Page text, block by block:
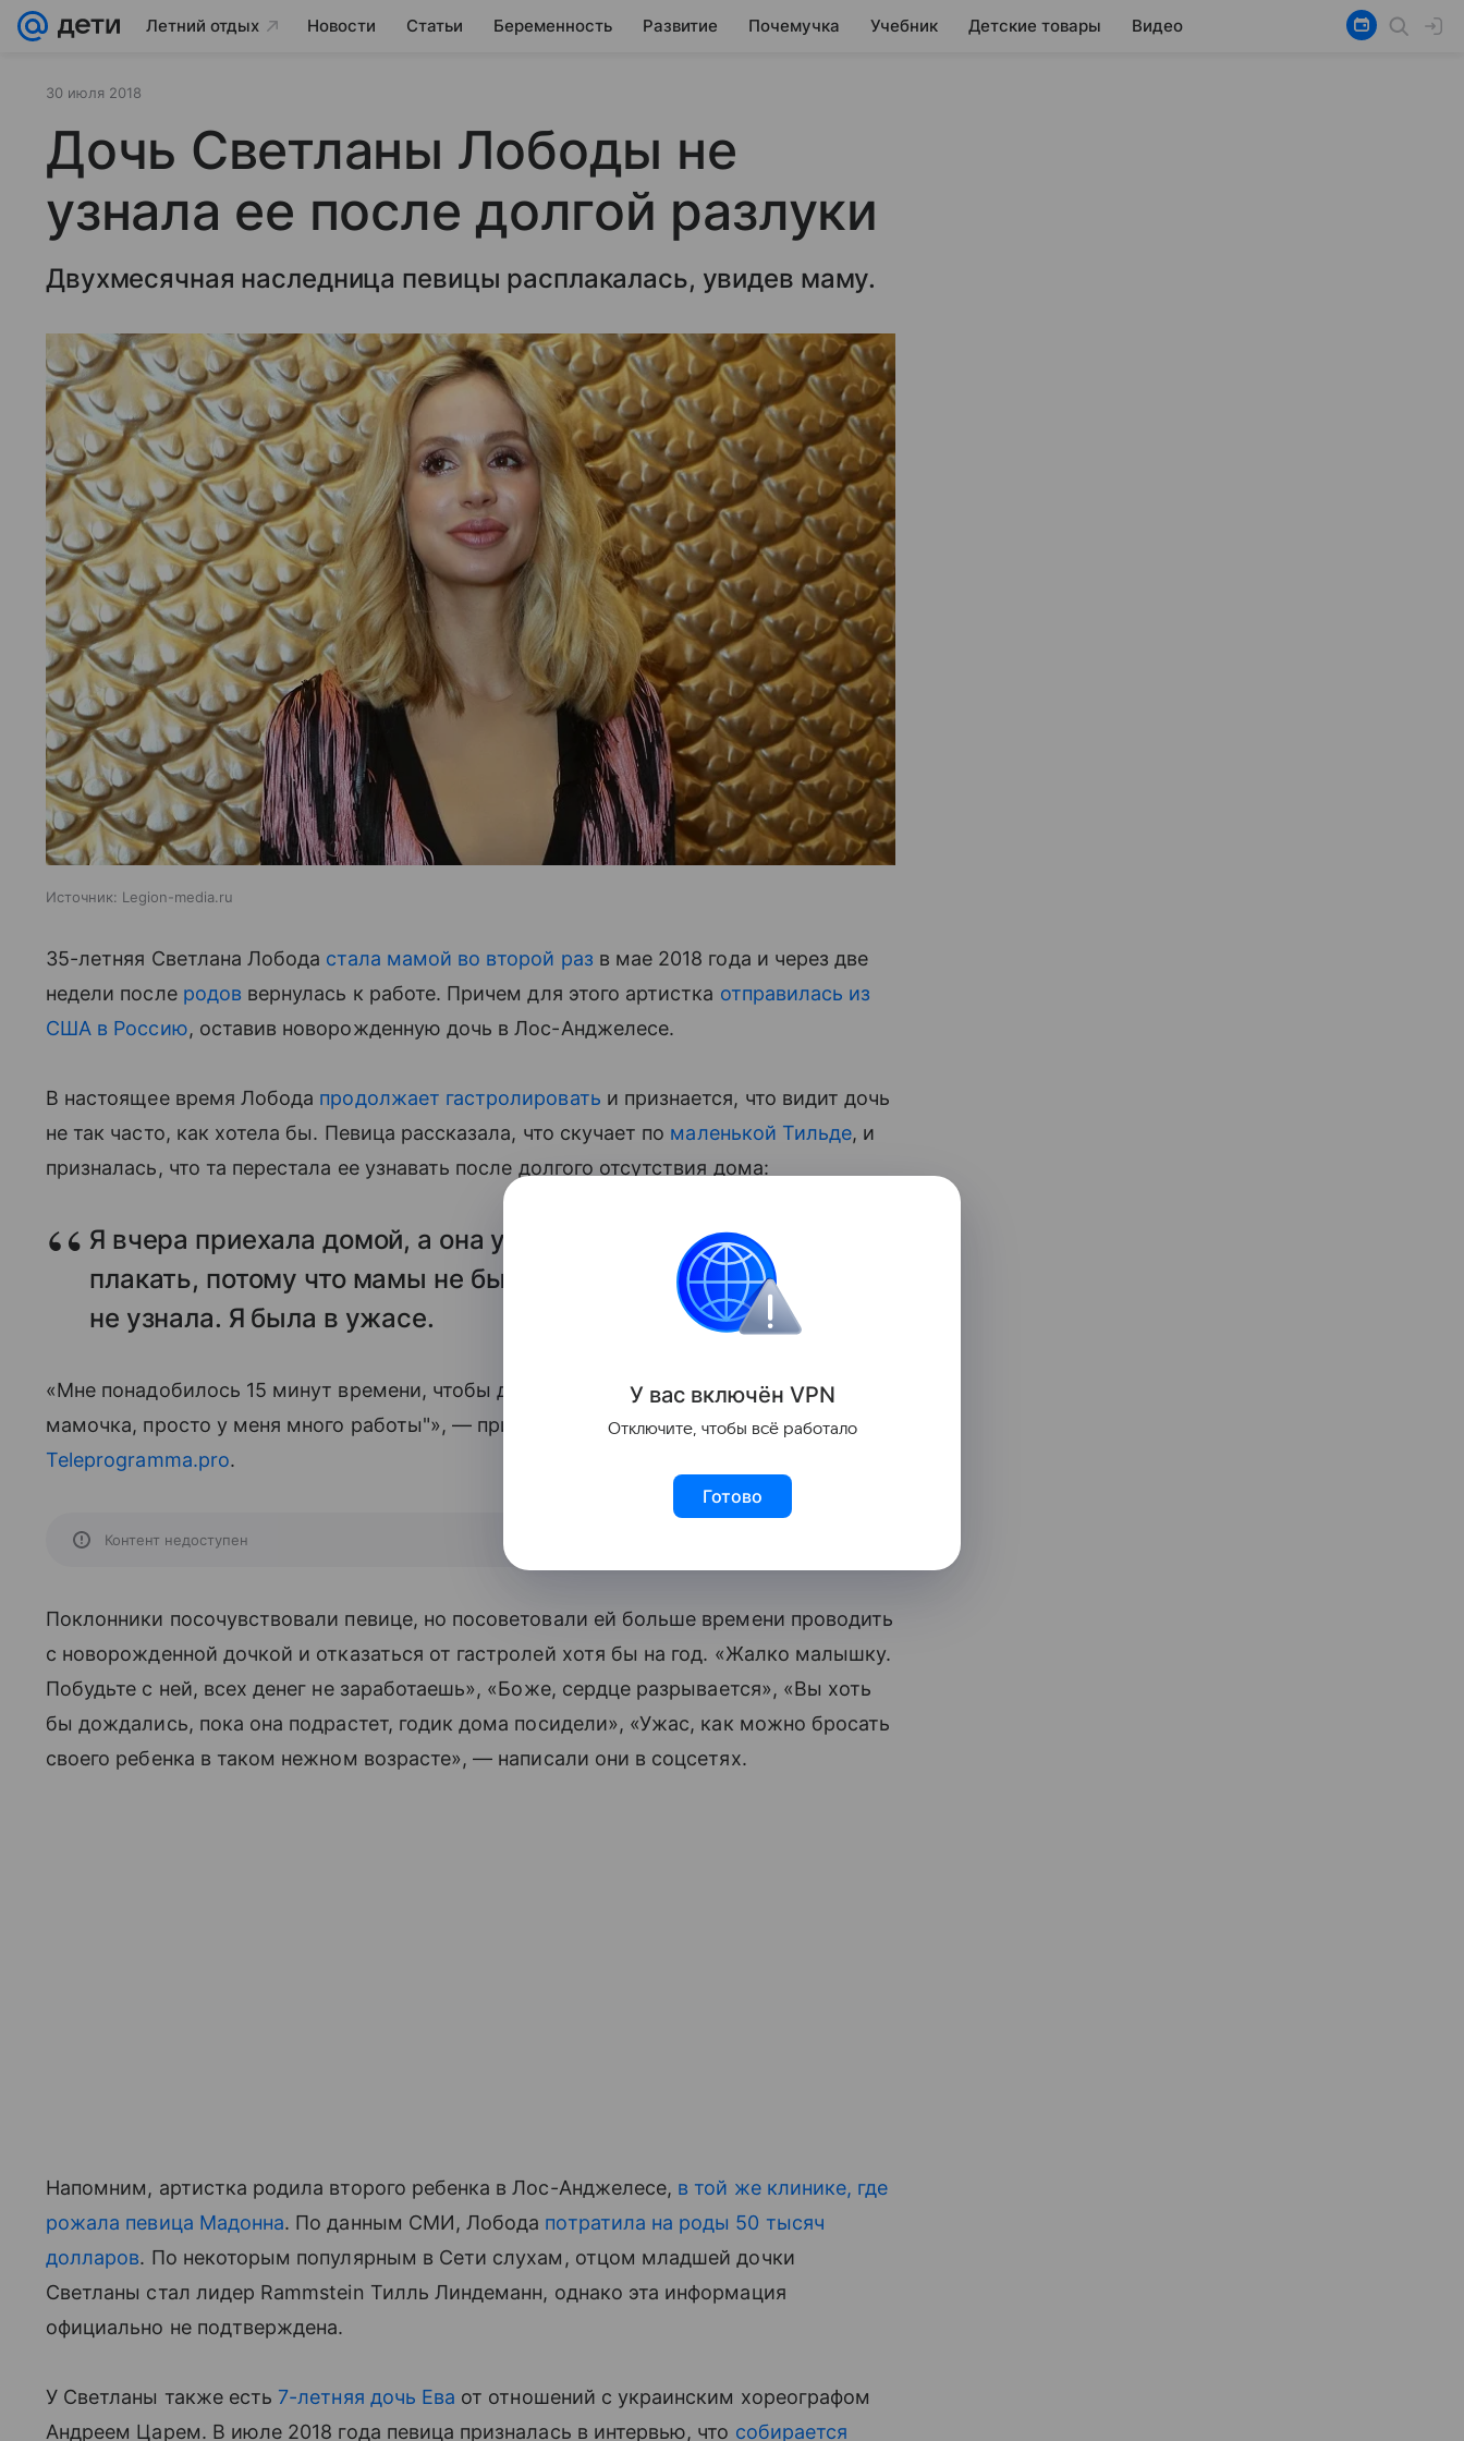
Летний отдых Новости Статьи Беременность Развитие Почемучка Учебник Детские товары Видео
30 июля 2018
Дочь Светланы Лободы не
узнала ее после долгой разлуки
Двухмесячная наследница певицы расплакалась, увидев маму.
Источник: Legion-media.ru
35-летняя Светлана Лобода стала мамой во второй раз в мае 2018 года и через две
недели после родов вернулась к работе. Причем для этого артистка отправилась из
США в Россию, оставив новорожденную дочь в Лос-Анджелесе.
В настоящее время Лобода продолжает гастролировать и признается, что видит дочь
не так часто, как хотела бы. Певица рассказала, что скучает по маленькой Тильде, и
призналась, что та перестала ее узнавать после долгого отсутствия дома:
Я вчера приехала домой, а она увидела меня и начала
плакать, потому что мамы не было неделю дома, и она меня
не узнала. Я была в ужасе.
«Мне понадобилось 15 минут времени, чтобы дать ей понять, что "это я, твоя
мамочка, просто у меня много работы"», — приводит слова Светланы издание
Teleprogramma.pro.
Контент недоступен
Поклонники посочувствовали певице, но посоветовали ей больше времени проводить
с новорожденной дочкой и отказаться от гастролей хотя бы на год. «Жалко малышку.
Побудьте с ней, всех денег не заработаешь», «Боже, сердце разрывается», «Вы хоть
бы дождались, пока она подрастет, годик дома посидели», «Ужас, как можно бросать
своего ребенка в таком нежном возрасте», — написали они в соцсетях.
Напомним, артистка родила второго ребенка в Лос-Анджелесе, в той же клинике, где
рожала певица Мадонна. По данным СМИ, Лобода потратила на роды 50 тысяч
долларов. По некоторым популярным в Сети слухам, отцом младшей дочки
Светланы стал лидер Rammstein Тилль Линдеманн, однако эта информация
официально не подтверждена.
У Светланы также есть 7-летняя дочь Ева от отношений с украинским хореографом
Андреем Царем. В июле 2018 года певица призналась в интервью, что собирается
У вас включён VPN
Отключите, чтобы всё работало
Готово